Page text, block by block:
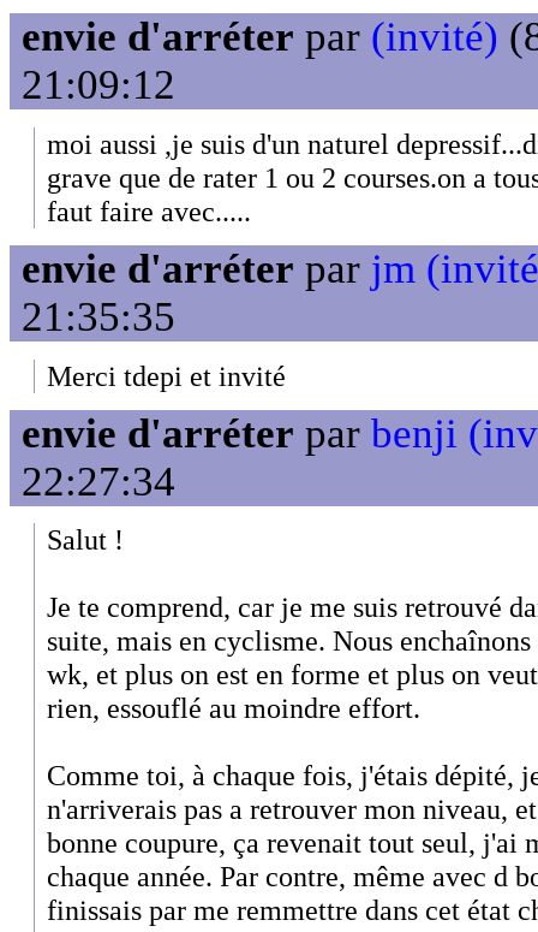
envie d'arréter par (invité)
21:09:12
moi aussi ,je suis d'un naturel
grave que de rater 1 ou 2 courses.on a
faut faire avec.....
envie d'arréter par jm
21:35:35
Merci tdepi et invité
envie d'arréter par benji
22:27:34
Salut !
Je te comprend, car je me suis retrouvé
suite, mais en cyclisme. Nous enchaînons
wk, et plus on est en forme et plus on
rien, essouflé au moindre effort.
Comme toi, à chaque fois, j'étais dépité,
n'arriverais pas a retrouver mon niveau,
bonne coupure, ça revenait tout seul, j'ai
chaque année. Par contre, même avec d
finissais par me remmettre dans cet état